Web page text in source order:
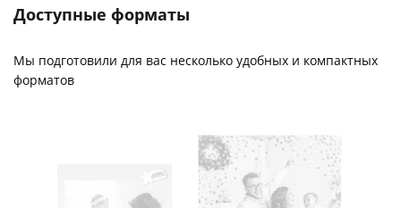
Доступные форматы
Мы подготовили для вас несколько удобных и компактных
форматов